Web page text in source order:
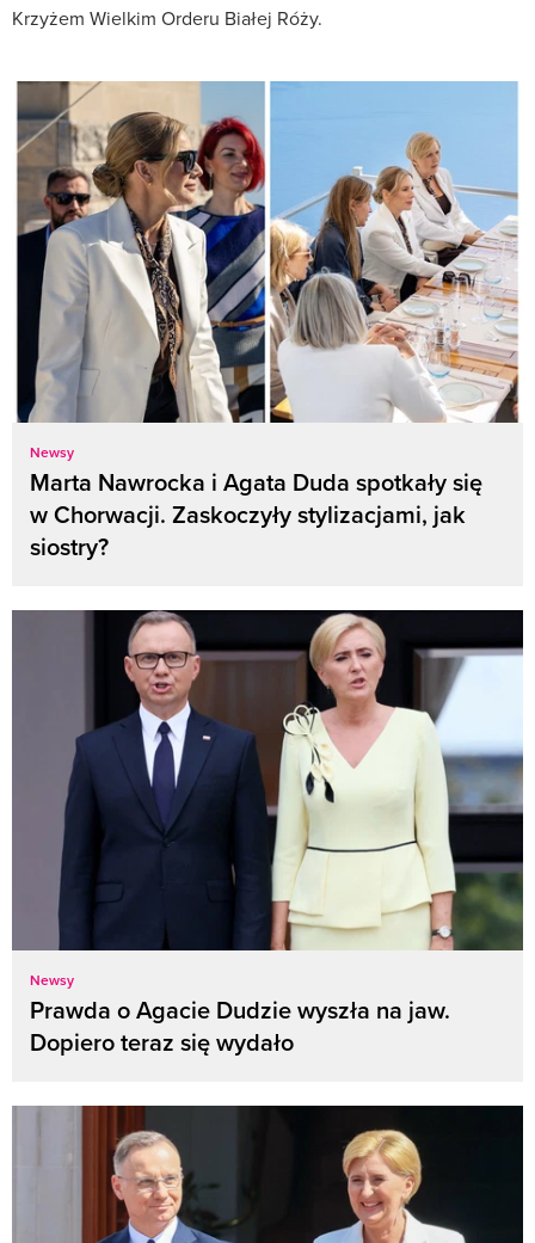
Krzyżem Wielkim Orderu Białej Róży.
Newsy
Marta Nawrocka i Agata Duda spotkały się
w Chorwacji. Zaskoczyły stylizacjami, jak
siostry?
Newsy
Prawda o Agacie Dudzie wyszła na jaw.
Dopiero teraz się wydało